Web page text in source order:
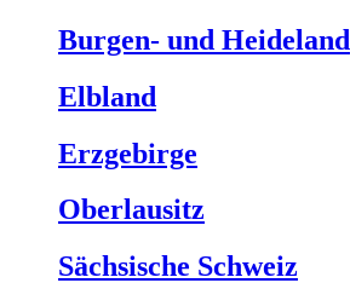
Burgen- und Heideland
Elbland
Erzgebirge
Oberlausitz
Sächsische Schweiz